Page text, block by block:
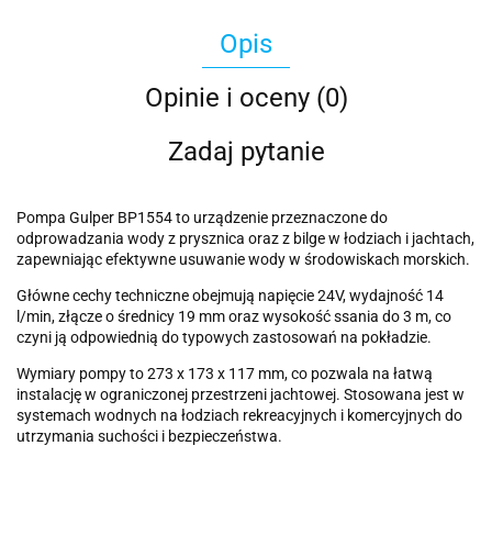
Opis
Opinie i oceny (0)
Zadaj pytanie
Pompa Gulper BP1554 to urządzenie przeznaczone do
odprowadzania wody z prysznica oraz z bilge w łodziach i jachtach,
zapewniając efektywne usuwanie wody w środowiskach morskich.
Główne cechy techniczne obejmują napięcie 24V, wydajność 14
l/min, złącze o średnicy 19 mm oraz wysokość ssania do 3 m, co
czyni ją odpowiednią do typowych zastosowań na pokładzie.
Wymiary pompy to 273 x 173 x 117 mm, co pozwala na łatwą
instalację w ograniczonej przestrzeni jachtowej. Stosowana jest w
systemach wodnych na łodziach rekreacyjnych i komercyjnych do
utrzymania suchości i bezpieczeństwa.